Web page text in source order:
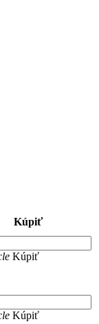
Kúpiť
Kúpiť
Kúpiť